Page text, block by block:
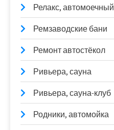
Релакс,
Ремзаводские бани
Ремонт автостёкол
Ривьера, сауна
Ривьера, сауна-клуб
Родники, автомойка